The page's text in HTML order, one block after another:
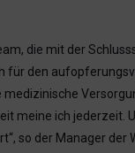
die mit der
für den
meine ich jederzeit.
so der Manager der